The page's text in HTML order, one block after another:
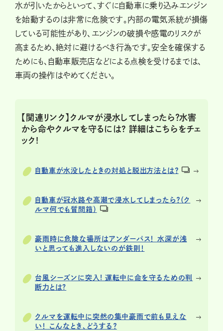
水が引いたからといって、すぐに自動車に乗り込みエンジン
を始動するのは非常に危険です。内部の電気系統が損傷
している可能性があり、エンジンの破損や感電のリスクが
高まるため、絶対に避けるべき行為です。安全を確保する
ためにも、自動車販売店などによる点検を受けるまでは、
車両の操作はやめてください。
【関連リンク】クルマが浸水してしまったら？水害
から命やクルマを守るには? 詳細はこちらをチェ
ック!
自動車が水没したときの対処と脱出方法とは？
自動車が冠水路や高潮で浸水してしまったら？（ク
ルマ何でも質問箱）
豪雨時に危険な場所はアンダーパス！ 水深が浅
いと思っても進入しないのが鉄則！
台風シーズンに突入! 運転中に命を守るための判
断力とは?
クルマを運転中に突然の集中豪雨で前も見えな
い！ こんなとき、どうする？